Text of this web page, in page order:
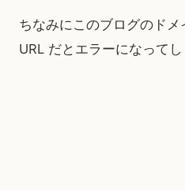
ちなみにこのブログのド
URL だとエラーになってし